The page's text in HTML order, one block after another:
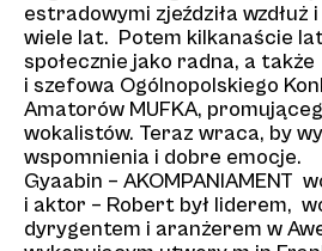
estradowymi zjeździła wzdłuż
wiele lat. Potem kilkanaście lat
społecznie jako radna, a
i szefowa Ogólnopolskiego
Amatorów MUFKA,
wokalistów. Teraz wraca, by
wspomnienia i dobre emocje.
Gyaabin – AKOMPANIAMENT
i aktor – Robert był liderem,
dyrygentem i aranżerem w